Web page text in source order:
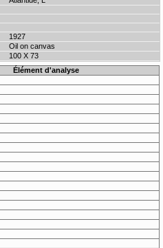
1927
Oil on canvas
100 X 73
Élément d'analyse